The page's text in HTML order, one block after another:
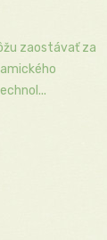
zaostávať za